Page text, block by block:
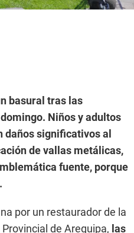
basural tras las
Niños y adultos
daños significativos al
de vallas metálicas,
fuente, porque
por un restaurador de la
de Arequipa, las